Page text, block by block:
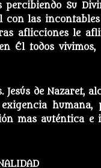
percibiendo Su
con las
aflicciones le
Él todos vivimos,
de Nazaret,
mas auténtica e